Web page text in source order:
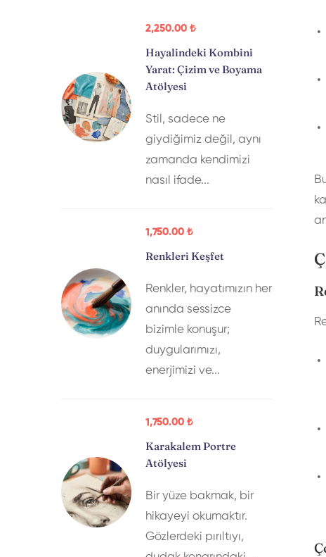
2,250.00 ₺
Hayalindeki Kombini
Yarat: Çizim ve Boyama
Atölyesi
Stil, sadece ne
giydiğimiz değil, aynı
zamanda kendimizi
nasıl ifade...
1,750.00 ₺
Renkleri Keşfet
Renkler, hayatımızın her
anında sessizce
bizimle konuşur;
duygularımızı,
enerjimizi ve...
1,750.00 ₺
Karakalem Portre
Atölyesi
Bir yüze bakmak, bir
hikayeyi okumaktır.
Gözlerdeki pırıltıyı,